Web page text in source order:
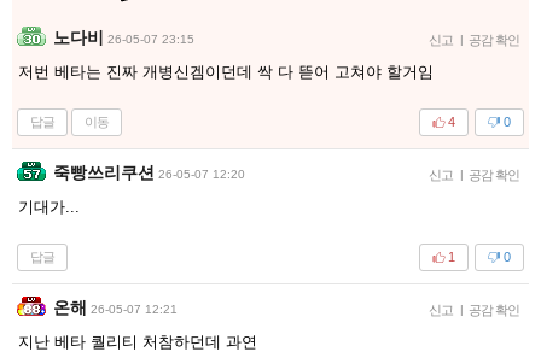
노다비 26-05-07 23:15 신고 | 공감 확인
저번 베타는 진짜 개병신겜이던데 싹 다 뜯어 고쳐야 할거임
답글 이동 0
4
죽빵쓰리쿠션 26-05-07 12:20 신고 | 공감 확인
기대가...
답글 0
1
온해 26-05-07 12:21 신고 | 공감 확인
지난 베타 퀄리티 처참하던데 과연